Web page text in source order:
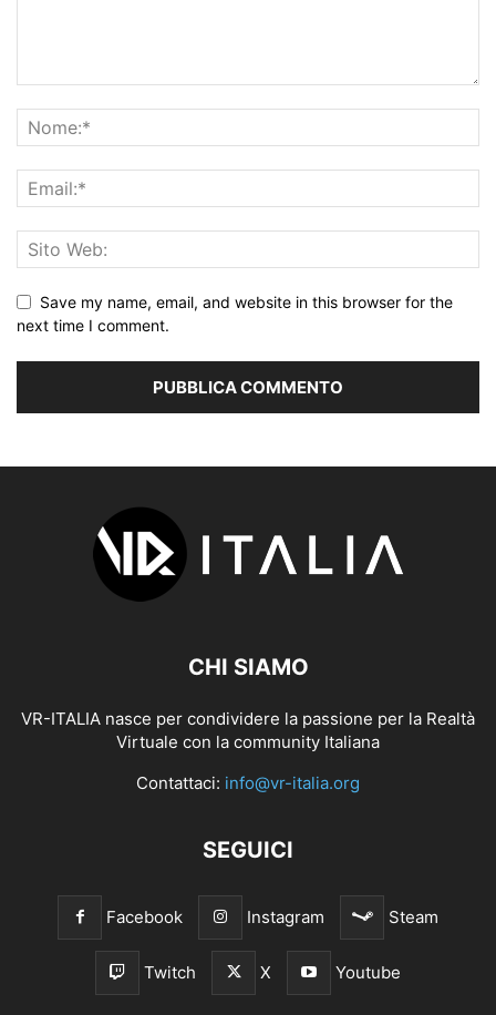
Save my name, email, and website in this browser for the
next time I comment.
CHI SIAMO
VR-ITALIA nasce per condividere la passione per la Realtà
Virtuale con la community Italiana
Contattaci: info@vr-italia.org
SEGUICI
Facebook Instagram Steam
Twitch X Youtube